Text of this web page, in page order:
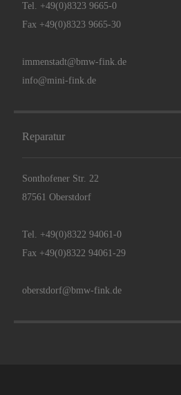
Tel. +49(0)8323 9665-0
Fax +49(0)8323 9665-30
immenstadt@bmw-fink.de
info@mini-fink.de
Reparatur
Sonthofener Str. 22
87561 Oberstdorf
Tel. +49(0)8322 94061-0
Fax +49(0)8322 94061-29
oberstdorf@bmw-fink.de